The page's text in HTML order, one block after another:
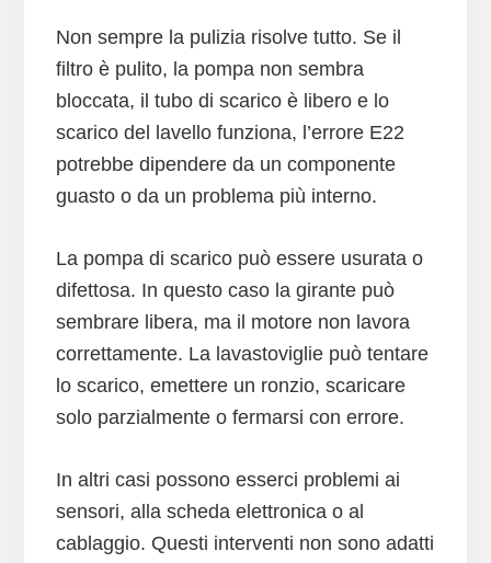
Non sempre la pulizia risolve tutto. Se il
filtro è pulito, la pompa non sembra
bloccata, il tubo di scarico è libero e lo
scarico del lavello funziona, l’errore E22
potrebbe dipendere da un componente
guasto o da un problema più interno.
La pompa di scarico può essere usurata o
difettosa. In questo caso la girante può
sembrare libera, ma il motore non lavora
correttamente. La lavastoviglie può tentare
lo scarico, emettere un ronzio, scaricare
solo parzialmente o fermarsi con errore.
In altri casi possono esserci problemi ai
sensori, alla scheda elettronica o al
cablaggio. Questi interventi non sono adatti